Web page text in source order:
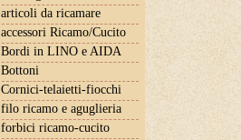
articoli da ricamare
accessori Ricamo/Cucito
Bordi in LINO e AIDA
Bottoni
Cornici-telaietti-fiocchi
filo ricamo e aguglieria
forbici ricamo-cucito